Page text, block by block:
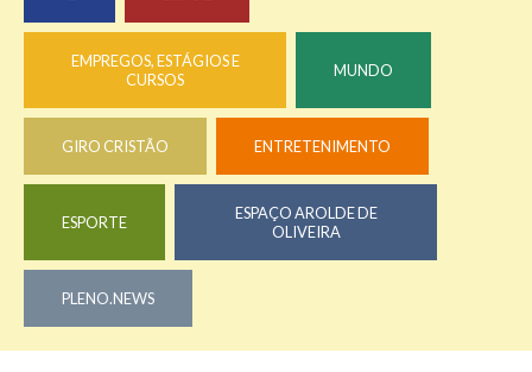
EMPREGOS, ESTÁGIOS E
CURSOS
MUNDO
GIRO CRISTÃO ENTRETENIMENTO
ESPORTE
ESPAÇO AROLDE DE
OLIVEIRA
PLENO.NEWS